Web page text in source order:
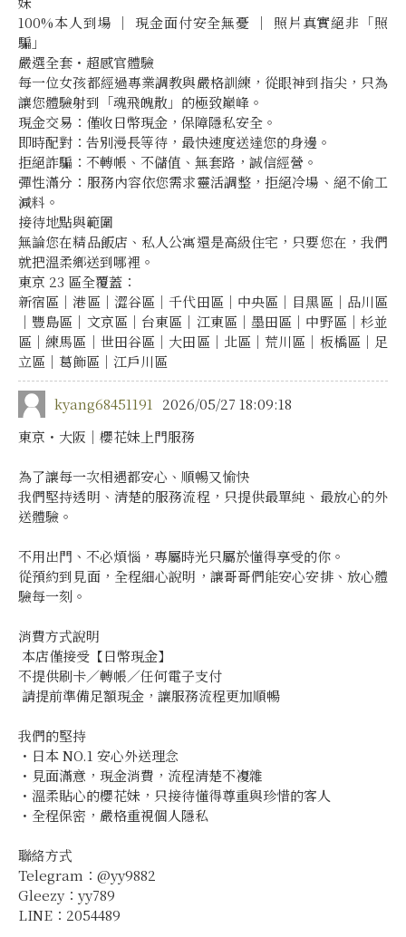
100%本人到場 ｜ 現金面付安全無憂 ｜ 照片真實絕非「照
騙」
嚴選全套・超感官體驗
每一位女孩都經過專業調教與嚴格訓練，從眼神到指尖，只為
讓您體驗射到「魂飛魄散」的極致巔峰。
現金交易：僅收日幣現金，保障隱私安全。
即時配對：告別漫長等待，最快速度送達您的身邊。
拒絕詐騙：不轉帳、不儲值、無套路，誠信經營。
彈性滿分：服務內容依您需求靈活調整，拒絕冷場、絕不偷工
減料。
接待地點與範圍
無論您在精品飯店、私人公寓還是高級住宅，只要您在，我們
就把溫柔鄉送到哪裡。
東京 23 區全覆蓋：
新宿區｜港區｜澀谷區｜千代田區｜中央區｜目黑區｜品川區
｜豐島區｜文京區｜台東區｜江東區｜墨田區｜中野區｜杉並
區｜練馬區｜世田谷區｜大田區｜北區｜荒川區｜板橋區｜足
立區｜葛飾區｜江戶川區
kyang68451191
2026/05/27 18:09:18
東京・大阪｜櫻花妹上門服務
為了讓每一次相遇都安心、順暢又愉快
我們堅持透明、清楚的服務流程，只提供最單純、最放心的外
送體驗。
不用出門、不必煩惱，專屬時光只屬於懂得享受的你。
從預約到見面，全程細心說明，讓哥哥們能安心安排、放心體
驗每一刻。
消費方式說明
本店僅接受【日幣現金】
不提供刷卡／轉帳／任何電子支付
請提前準備足額現金，讓服務流程更加順暢
我們的堅持
・日本 NO.1 安心外送理念
・見面滿意，現金消費，流程清楚不複雜
・溫柔貼心的櫻花妹，只接待懂得尊重與珍惜的客人
・全程保密，嚴格重視個人隱私
聯絡方式
Telegram：@yy9882
Gleezy：yy789
LINE：2054489